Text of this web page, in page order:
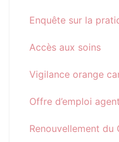
Enquête sur la
Accès aux soins
Vigilance orange
Offre d’emploi
Renouvellement du